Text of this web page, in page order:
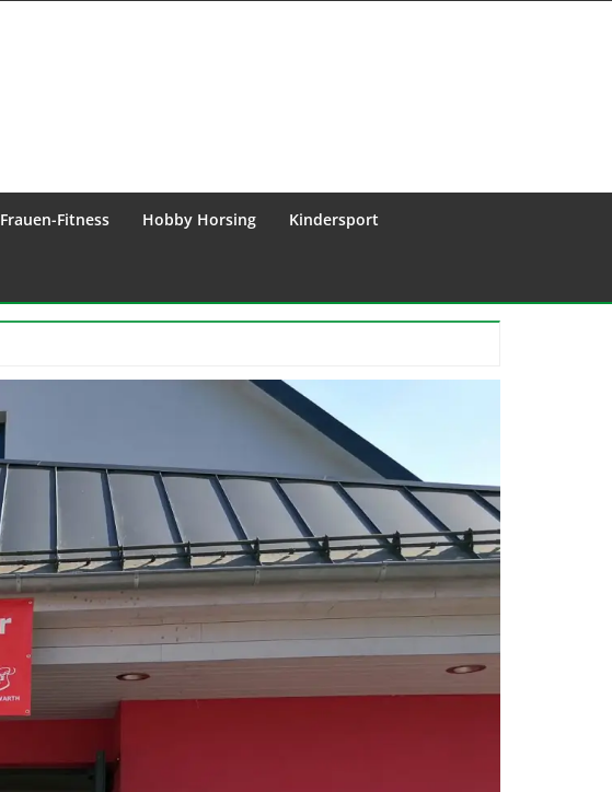
Frauen-Fitness Hobby Horsing Kindersport